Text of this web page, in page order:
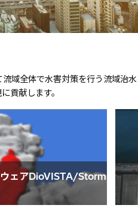
域全体で水害対策を行う流域治
貢献します。
ェアDioVISTA/Storm